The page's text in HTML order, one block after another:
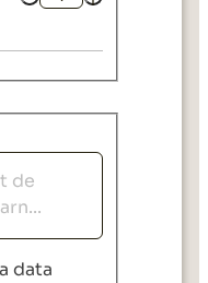
Quantitat
data